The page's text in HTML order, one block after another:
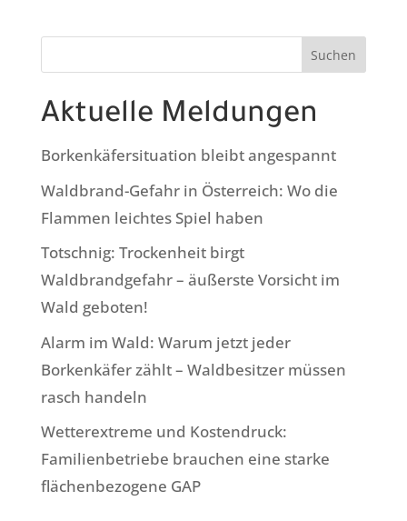
Suchen
Aktuelle Meldungen
Borkenkäfersituation bleibt angespannt
Waldbrand-Gefahr in Österreich: Wo die
Flammen leichtes Spiel haben
Totschnig: Trockenheit birgt
Waldbrandgefahr – äußerste Vorsicht im
Wald geboten!
Alarm im Wald: Warum jetzt jeder
Borkenkäfer zählt – Waldbesitzer müssen
rasch handeln
Wetterextreme und Kostendruck:
Familienbetriebe brauchen eine starke
flächenbezogene GAP